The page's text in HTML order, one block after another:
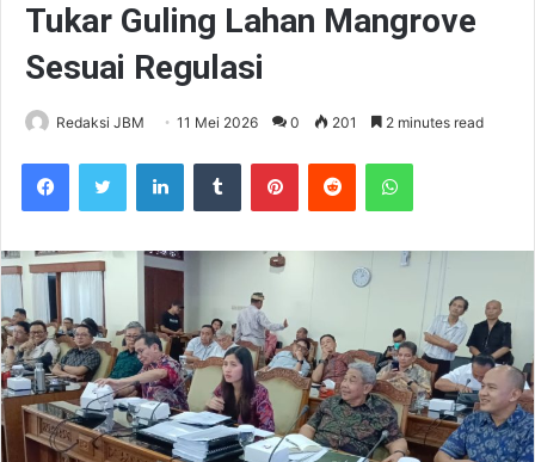
Tukar Guling Lahan Mangrove
Sesuai Regulasi
Redaksi JBM 11 Mei 2026 0 201 2 minutes read